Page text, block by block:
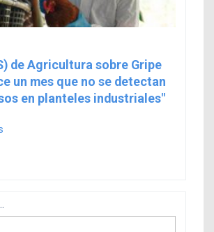
de Agricultura sobre Gripe
un mes que no se detectan
en planteles industriales"